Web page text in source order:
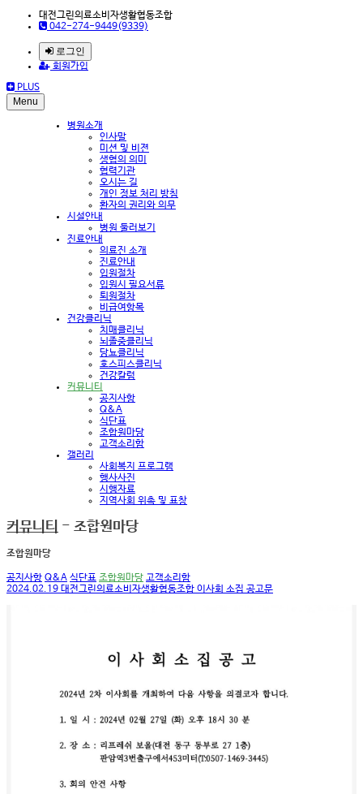
대전그린의료소비자생활협동조합
042-274-9449(9339)
로그인
회원가입
PLUS
Menu
병원소개
인사말
미션 및 비젼
생협의 의미
협력기관
오시는 길
개인 정보 처리 방침
환자의 권리와 의무
시설안내
병원 둘러보기
진료안내
의료진 소개
진료안내
입원절차
입원시 필요서류
퇴원절차
비급여항목
건강클리닉
치매클리닉
뇌졸중클리닉
당뇨클리닉
호스피스클리닉
건강칼럼
커뮤니티
공지사항
Q&A
식단표
조합원마당
고객소리함
갤러리
사회복지 프로그램
행사사진
시행자료
지역사회 위촉 및 표창
커뮤니티 - 조합원마당
조합원마당
공지사항 Q&A 식단표 조합원마당 고객소리함
2024.02.19 대전그린의료소비자생활협동조합 이사회 소집 공고문